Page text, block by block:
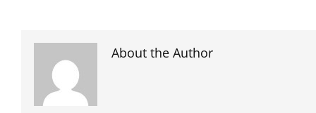
About the Author